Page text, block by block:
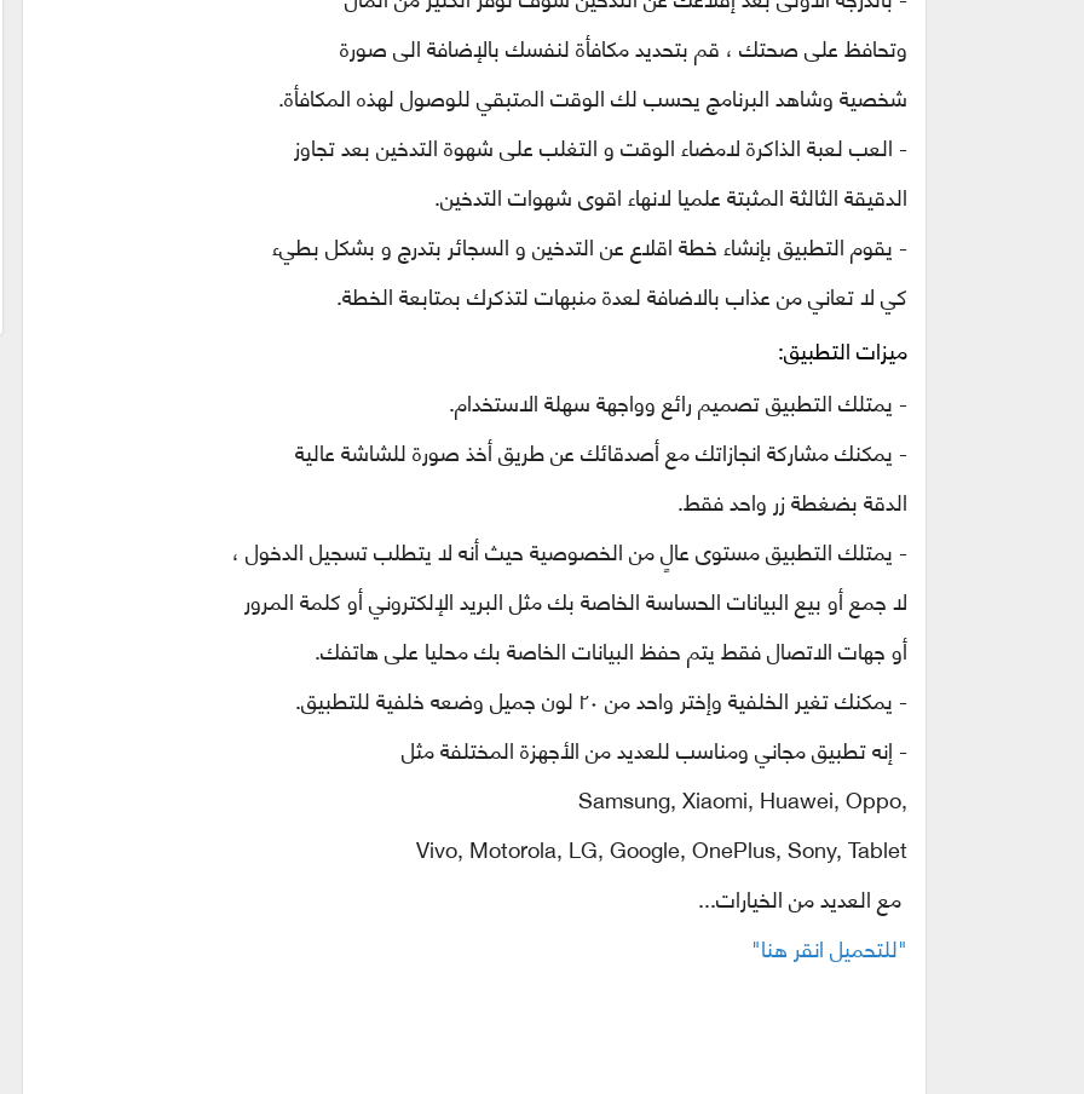
وتحافظ على صحتك ، قم بتحديد مكافأة لنفسك بالإضافة الى صورة
شخصية وشاهد البرنامج يحسب لك الوقت المتبقي للوصول لهذه المكافأة.
- العب لعبة الذاكرة لامضاء الوقت و التغلب على شهوة التدخين بعد تجاوز
الدقيقة الثالثة المثبتة علميا لانهاء اقوى شهوات التدخين.
- يقوم التطبيق بإنشاء خطة اقلاع عن التدخين و السجائر بتدرج و بشكل بطيء
كي لا تعاني من عذاب بالاضافة لعدة منبهات لتذكرك بمتابعة الخطة.
ميزات التطبيق:
- يمتلك التطبيق تصميم رائع وواجهة سهلة الاستخدام.
- يمكنك مشاركة انجازاتك مع أصدقائك عن طريق أخذ صورة للشاشة عالية
الدقة بضغطة زر واحد فقط.
- يمتلك التطبيق مستوى عالٍ من الخصوصية حيث أنه لا يتطلب تسجيل الدخول ،
لا جمع أو بيع البيانات الحساسة الخاصة بك مثل البريد الإلكتروني أو كلمة المرور
أو جهات الاتصال فقط يتم حفظ البيانات الخاصة بك محليا على هاتفك.
- يمكنك تغير الخلفية وإختر واحد من ٢٠ لون جميل وضعه خلفية للتطبيق.
- إنه تطبيق مجاني ومناسب للعديد من الأجهزة المختلفة مثل
Samsung, Xiaomi, Huawei, Oppo,
Vivo, Motorola, LG, Google, OnePlus, Sony, Tablet
مع العديد من الخيارات...
"للتحميل انقر هنا"